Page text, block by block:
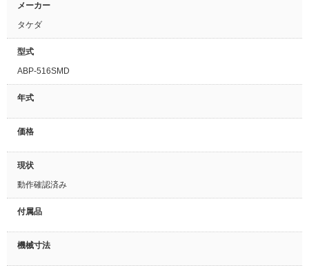
メーカー
タケダ
型式
ABP-516SMD
年式
価格
現状
動作確認済み
付属品
機械寸法